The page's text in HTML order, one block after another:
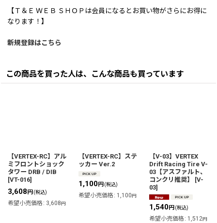
【Ｔ＆Ｅ ＷＥＢ ＳＨＯＰは会員になるとお買い物がさらにお得に
なります！】
新規登録はこちら
この商品を買った人は、こんな商品も買っています
【VERTEX-RC】アル
ミフロントショック
タワー DRB / DIB
[VT-016]
3,608 円 (税込)
希望小売価格 : 3,608円
【VERTEX-RC】ステ
ッカー Ver.2
1,100円 (税込)
希望小売価格 : 1,100円
【V-03】VERTEX
Drift Racing Tire V-
03【アスファルト、
コンクリ推奨】
[V-
03]
1,540円 (税込)
希望小売価格 : 1,512円